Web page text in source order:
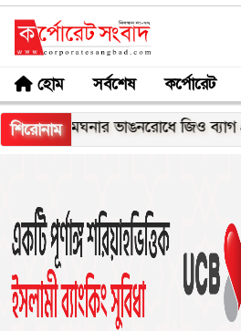
হোম সর্বশেষ কর্পোরেট
শিরোনাম
মেঘনার ভাঙনরোধে জিও ব্যাগ